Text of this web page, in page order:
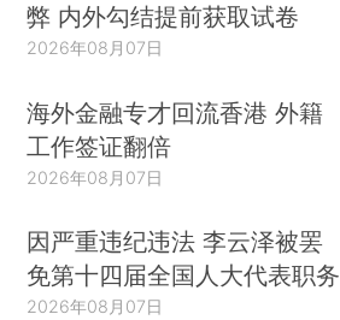
弊 内外勾结提前获取试卷
2026年08月07日
海外金融专才回流香港 外籍
工作签证翻倍
2026年08月07日
因严重违纪违法 李云泽被罢
免第十四届全国人大代表职务
2026年08月07日